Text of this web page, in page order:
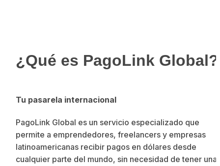
¿Qué es PagoLink Global?
Tu pasarela internacional
PagoLink Global es un servicio especializado que
permite a emprendedores, freelancers y empresas
latinoamericanas recibir pagos en dólares desde
cualquier parte del mundo, sin necesidad de tener una